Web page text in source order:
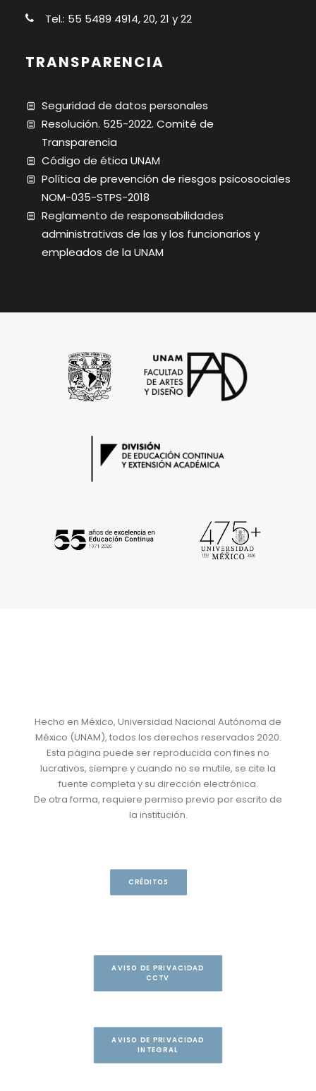
Tel.: 55 5489 4914, 20, 21 y 22
TRANSPARENCIA
Seguridad de datos personales
Resolución. 525-2022. Comité de
Transparencia
Código de ética UNAM
Política de prevención de riesgos psicosociales
NOM-035-STPS-2018
Reglamento de responsabilidades
administrativas de las y los funcionarios y
empleados de la UNAM
Hecho en México, Universidad Nacional Autónoma de
México (UNAM), todos los derechos reservados 2020.
Esta página puede ser reproducida con fines no
lucrativos, siempre y cuando no se mutile, se cite la
fuente completa y su dirección electrónica.
De otra forma, requiere permiso previo por escrito de
la institución.
CRÉDITOS
AVISO DE PRIVACIDAD
CCTV
AVISO DE PRIVACIDAD
INTEGRAL